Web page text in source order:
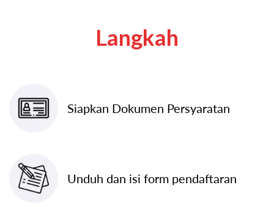
Langkah
Siapkan Dokumen Persyaratan
Unduh dan isi form pendaftaran